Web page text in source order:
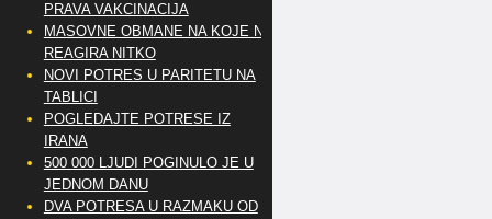
PRAVA VAKCINACIJA
MASOVNE OBMANE NA KOJE NE
REAGIRA NITKO
NOVI POTRES U PARITETU NA
TABLICI
POGLEDAJTE POTRESE IZ
IRANA
500 000 LJUDI POGINULO JE U
JEDNOM DANU
DVA POTRESA U RAZMAKU OD